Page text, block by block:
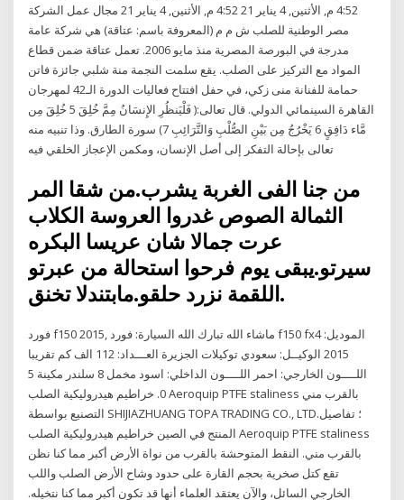
4:52 م, الأثنين, 4 يناير 21 4:52 م, الأثنين, 4 يناير 21 مجال عمل الشركة
مصر الوطنية للصلب ش م م (المعروفة باسم: عتاقة) هي شركة عامة
مدرجة في البورصة المصرية منذ مايو 2006. تعمل عتاقة ضمن قطاع
المواد مع التركيز على الصلب. يقع سلمت النجمة منة شلبي جائزة فاتن
حمامة للفنانة منى زكي، في حفل افتتاح فعاليات الدورة الـ42 لمهرجان
القاهرة السينمائي الدولي. قال تعالى:( فَلْيَنظُرِ الإِنسَانُ مِمَّ خُلِقَ 5 خُلِقَ مِن
مَّاء دَافِقٍ 6 يَخْرُجُ مِن بَيْنِ الصُّلْبِ وَالتَّرَائِبِ 7) سورة الطارق. وذا تنبيه منه
تعالى بإحالة التفكر إلى أصل الإنسان، ومكمن الإعجاز الخلقي فيه
من جنا الفى الغربة يشرب.من شقا المر
الثمالة الصوص غدروا العروسة الكلاب
عرت جمالا شان عريسا البكره
سيرتو.يبقى يوم فرحوا استحالة من عبرتو
اللقمة نزرد حلقو.مابتندلا تخنق.
فورد f150 2015, ماشاء الله تبارك الله السيارة: فورد f150 fx4 الموديل:
2015 الوكيــل: سعودي توكيلات الجزيرة العـــداد: 112 الف كم تقريبا
اللــــون الخارجي: احمر اللــــون الداخلي: اسود مخمل 8 سلندر مكينة 5
0. خراطيم هيدروليكية الصلب Aeroquip PTFE staliness بالقرب مني
التصنيع بواسطة SHIJIAZHUANG TOPA TRADING CO., LTD.؛ تفاصيل
المنتج في الصين خراطيم هيدروليكية الصلب Aeroquip PTFE staliness
بالقرب مني. النقط المتوحشة بالقرب من نواة الأرض أكبر مما كنا نظن
تقع كتل صخرية بحجم القارة على حدود وشاح الأرض الصلب واللب
الخارجي السائل، والآن يعتقد العلماء أنها قد تكون أكبر مما كنا نتخيله.